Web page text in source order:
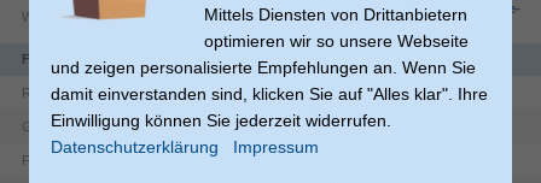
Website
https://countries.hama.com/legal/corporate-
Funktionen
Rahmen pro Set 1
Glastyp Nachdenklich
Form Rechteckig
Mittels Diensten von Drittanbietern
optimieren wir so unsere Webseite
und zeigen personalisierte Empfehlungen an. Wenn Sie
damit einverstanden sind, klicken Sie auf "Alles klar". Ihre
Einwilligung können Sie jederzeit widerrufen.
Datenschutzerklärung
Impressum